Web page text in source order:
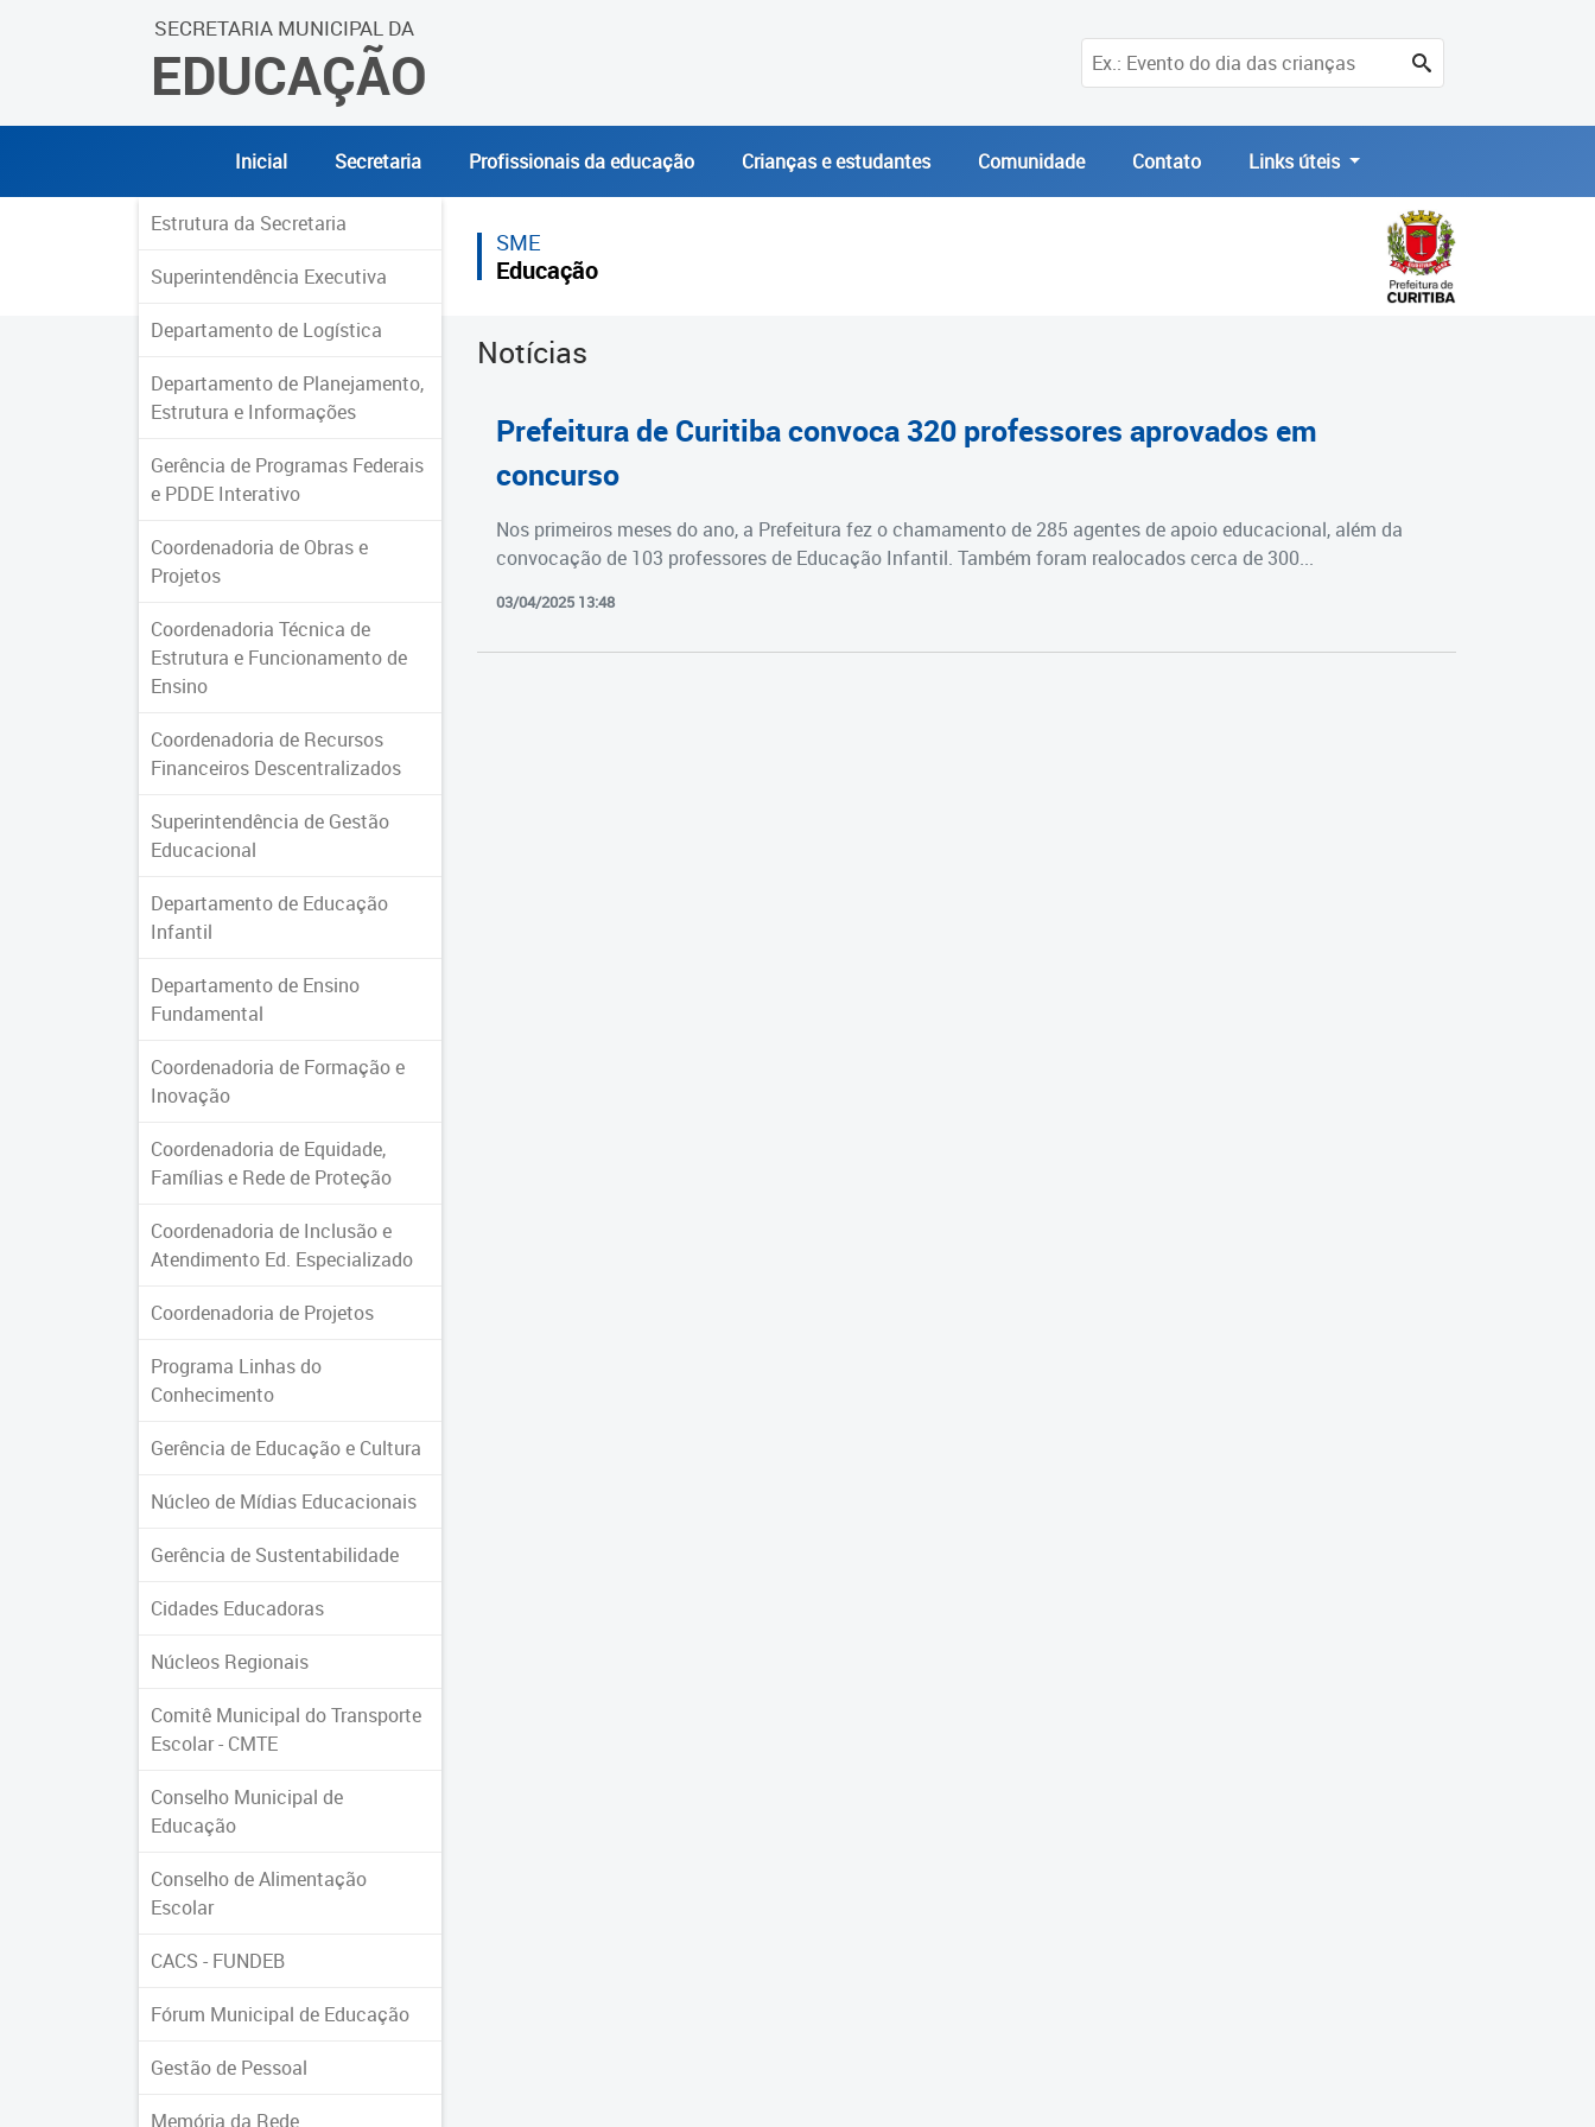
SECRETARIA MUNICIPAL DA
EDUCAÇÃO
Inicial Secretaria Profissionais da educação Crianças e estudantes Comunidade Contato Links úteis
Estrutura da Secretaria
Superintendência Executiva
Departamento de Logística
Departamento de Planejamento,
Estrutura e Informações
Gerência de Programas Federais
e PDDE Interativo
Coordenadoria de Obras e
Projetos
Coordenadoria Técnica de
Estrutura e Funcionamento de
Ensino
Coordenadoria de Recursos
Financeiros Descentralizados
Superintendência de Gestão
Educacional
Departamento de Educação
Infantil
Departamento de Ensino
Fundamental
Coordenadoria de Formação e
Inovação
Coordenadoria de Equidade,
Famílias e Rede de Proteção
Coordenadoria de Inclusão e
Atendimento Ed. Especializado
Coordenadoria de Projetos
Programa Linhas do
Conhecimento
Gerência de Educação e Cultura
Núcleo de Mídias Educacionais
Gerência de Sustentabilidade
Cidades Educadoras
Núcleos Regionais
Comitê Municipal do Transporte
Escolar - CMTE
Conselho Municipal de
Educação
Conselho de Alimentação
Escolar
CACS - FUNDEB
Fórum Municipal de Educação
Gestão de Pessoal
Memória da Rede
SME
Educação
Notícias
Prefeitura de Curitiba convoca 320 professores aprovados em
concurso
Nos primeiros meses do ano, a Prefeitura fez o chamamento de 285 agentes de apoio educacional, além da
convocação de 103 professores de Educação Infantil. Também foram realocados cerca de 300...
03/04/2025 13:48